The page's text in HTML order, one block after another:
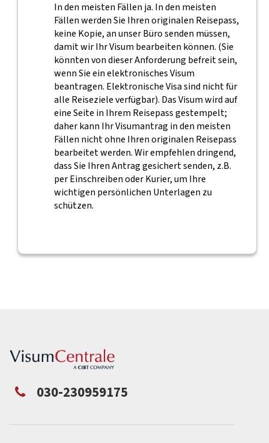
In den meisten Fällen ja. In den meisten
Fällen werden Sie Ihren originalen Reisepass,
keine Kopie, an unser Büro senden müssen,
damit wir Ihr Visum bearbeiten können. (Sie
könnten von dieser Anforderung befreit sein,
wenn Sie ein elektronisches Visum
beantragen. Elektronische Visa sind nicht für
alle Reiseziele verfügbar). Das Visum wird auf
eine Seite in Ihrem Reisepass gestempelt;
daher kann Ihr Visumantrag in den meisten
Fällen nicht ohne Ihren originalen Reisepass
bearbeitet werden. Wir empfehlen dringend,
dass Sie Ihren Antrag gesichert senden, z.B.
per Einschreiben oder Kurier, um Ihre
wichtigen persönlichen Unterlagen zu
schützen.
030-230959175